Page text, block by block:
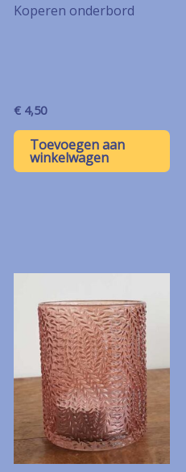
Koperen onderbord
€ 4,50
Toevoegen aan
winkelwagen